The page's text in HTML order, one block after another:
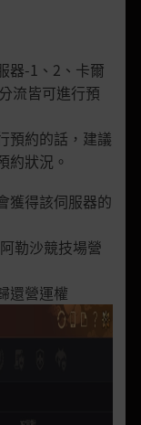
器-1、2、卡爾
流皆可進行預
預約的話，建議
約狀況。
獲得該伺服器的
勒沙競技場營
還營運權